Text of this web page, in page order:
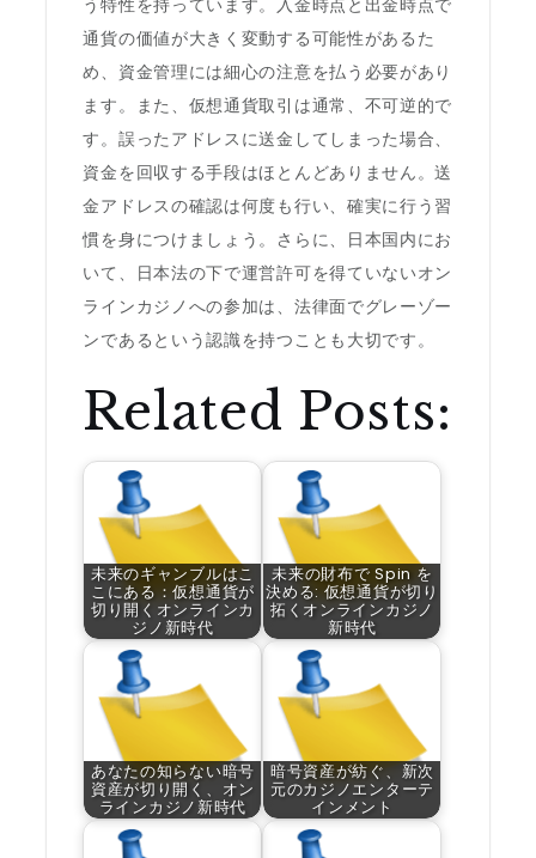
う特性を持っています。入金時点と出金時点で
通貨の価値が大きく変動する可能性があるた
め、資金管理には細心の注意を払う必要があり
ます。また、仮想通貨取引は通常、不可逆的で
す。誤ったアドレスに送金してしまった場合、
資金を回収する手段はほとんどありません。送
金アドレスの確認は何度も行い、確実に行う習
慣を身につけましょう。さらに、日本国内にお
いて、日本法の下で運営許可を得ていないオン
ラインカジノへの参加は、法律面でグレーゾー
ンであるという認識を持つことも大切です。
Related Posts:
未来のギャンブルはこ
こにある：仮想通貨が
切り開くオンラインカ
ジノ新時代
未来の財布で Spin を
決める: 仮想通貨が切り
拓くオンラインカジノ
新時代
あなたの知らない暗号
資産が切り開く、オン
ラインカジノ新時代
暗号資産が紡ぐ、新次
元のカジノエンターテ
インメント